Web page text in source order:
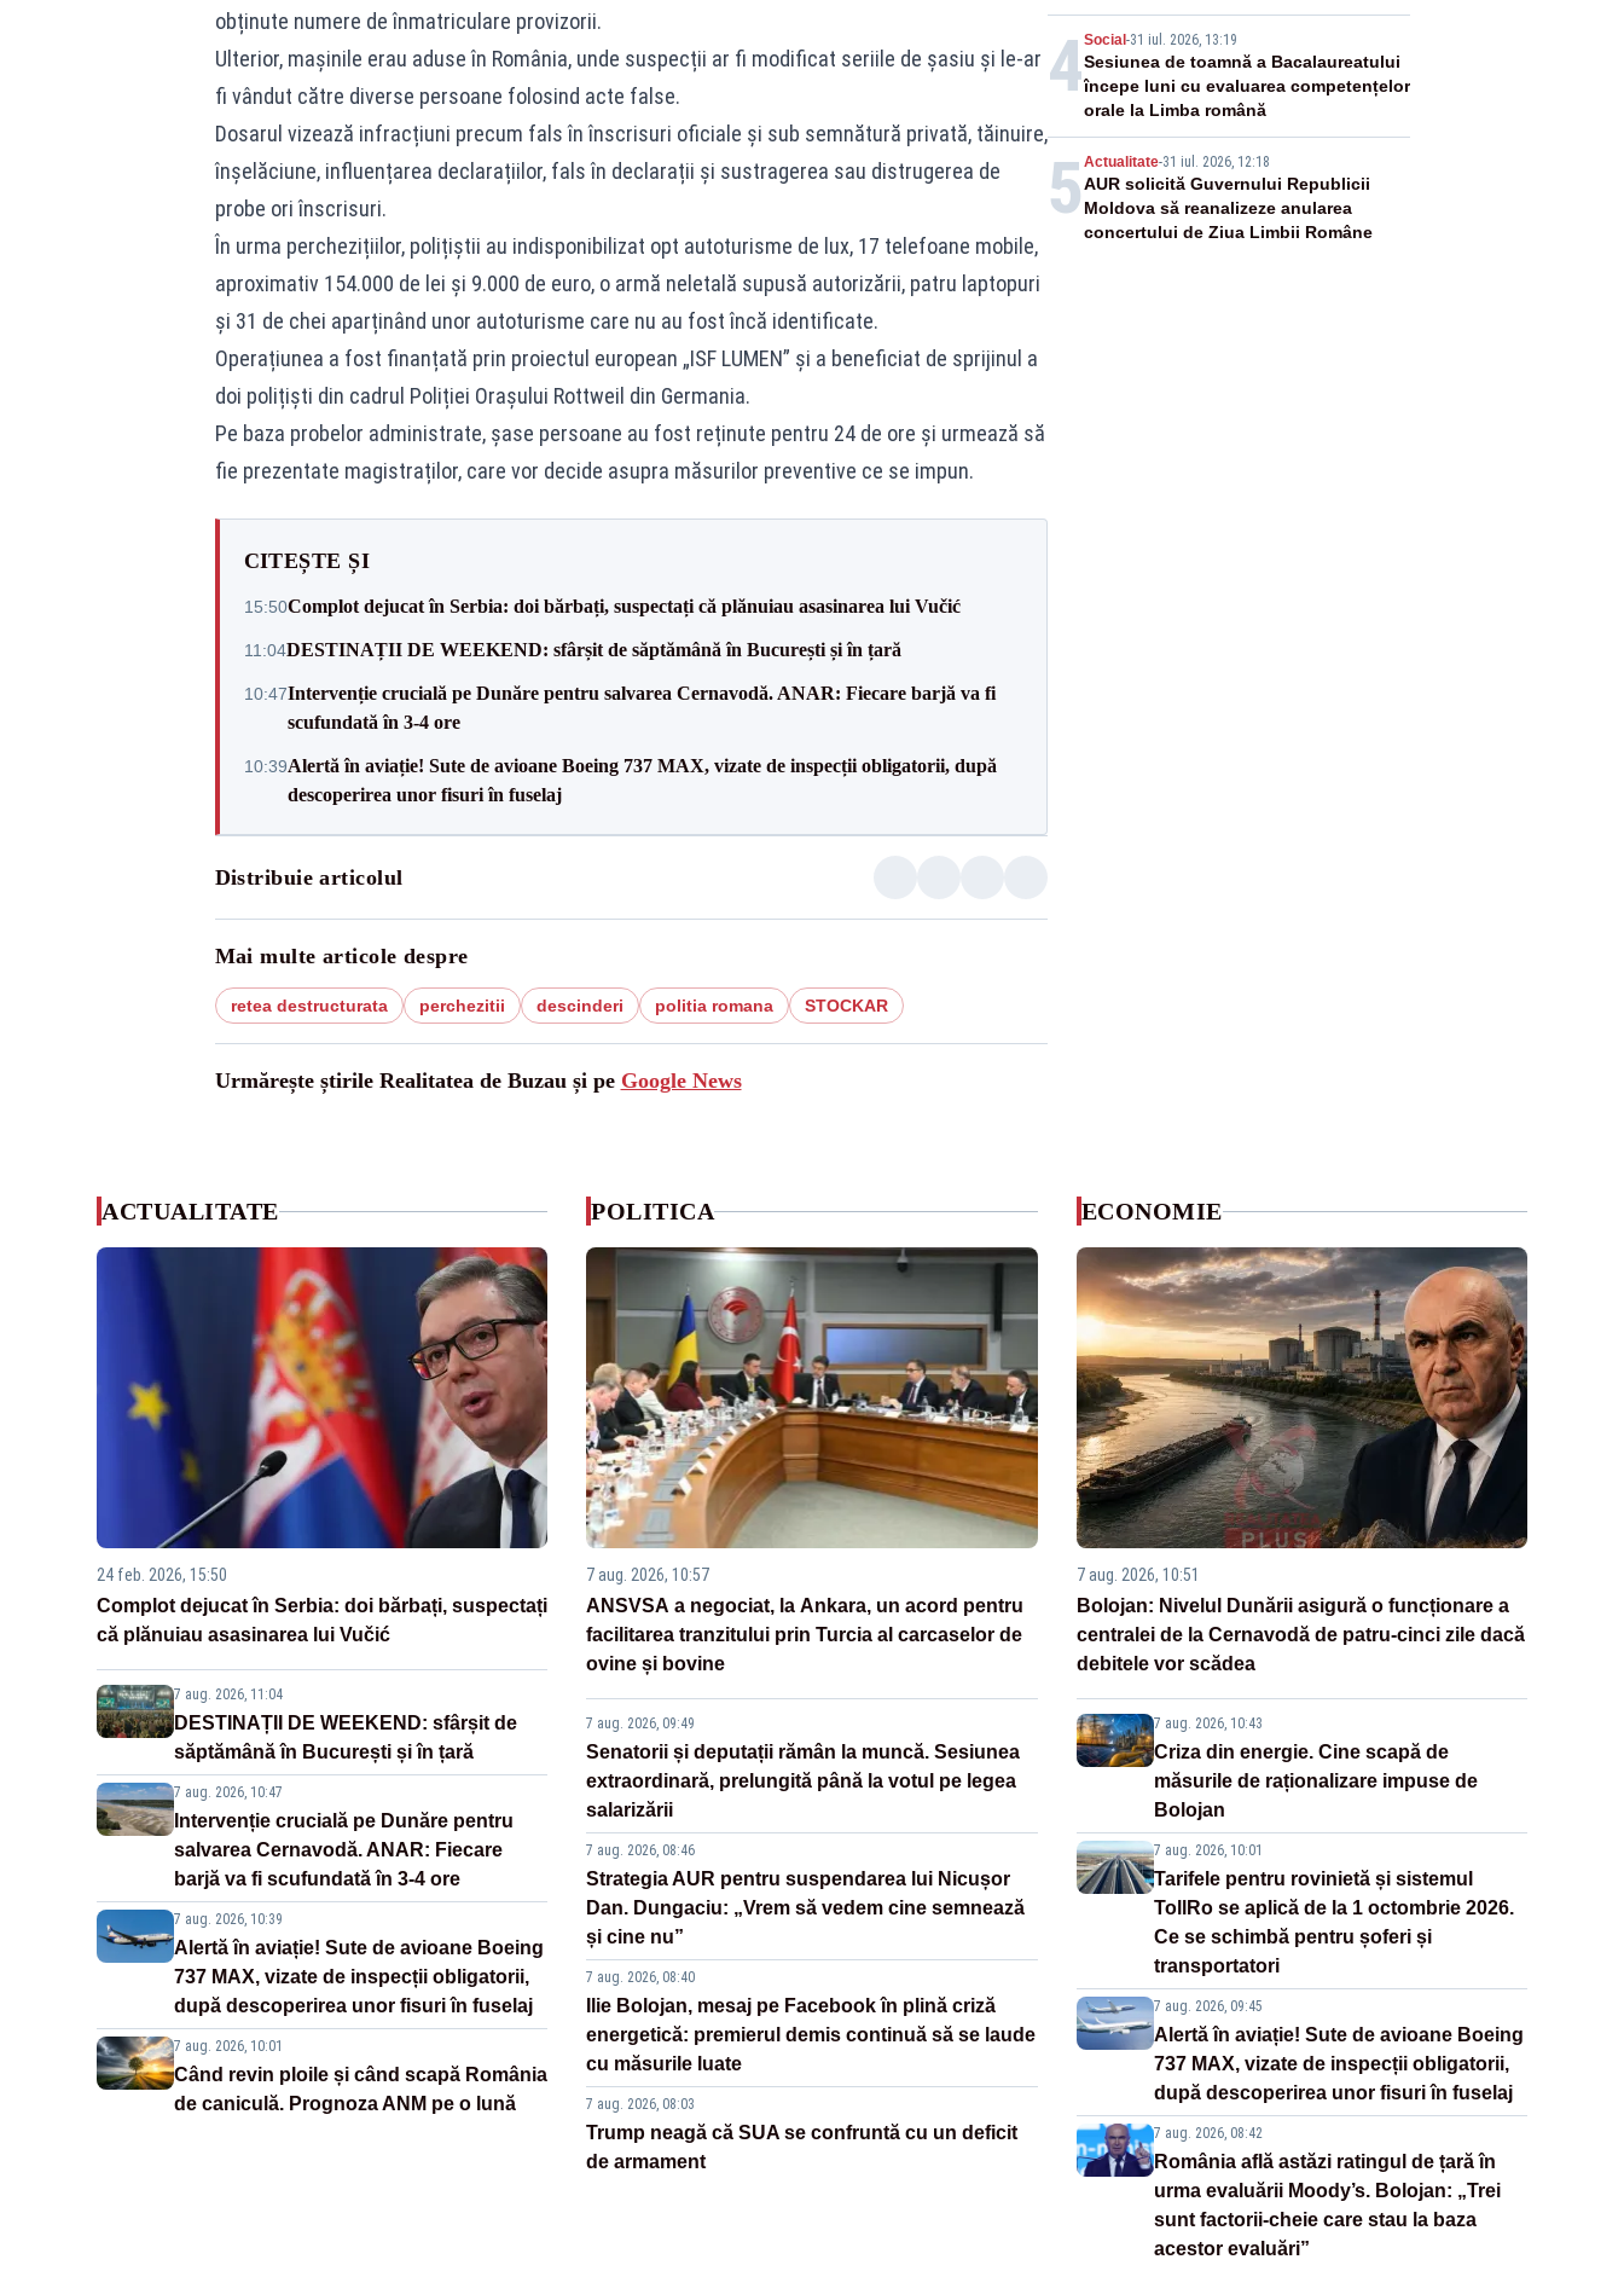
obținute numere de înmatriculare provizorii.
Ulterior, mașinile erau aduse în România, unde suspecții ar fi modificat seriile de șasiu și le-ar
fi vândut către diverse persoane folosind acte false.
Dosarul vizează infracțiuni precum fals în înscrisuri oficiale și sub semnătură privată, tăinuire,
înșelăciune, influențarea declarațiilor, fals în declarații și sustragerea sau distrugerea de
probe ori înscrisuri.
În urma perchezițiilor, polițiștii au indisponibilizat opt autoturisme de lux, 17 telefoane mobile,
aproximativ 154.000 de lei și 9.000 de euro, o armă neletală supusă autorizării, patru laptopuri
și 31 de chei aparținând unor autoturisme care nu au fost încă identificate.
Operațiunea a fost finanțată prin proiectul european „ISF LUMEN” și a beneficiat de sprijinul a
doi polițiști din cadrul Poliției Orașului Rottweil din Germania.
Pe baza probelor administrate, șase persoane au fost reținute pentru 24 de ore și urmează să
fie prezentate magistraților, care vor decide asupra măsurilor preventive ce se impun.
CITEȘTE ȘI
15:50Complot dejucat în Serbia: doi bărbați, suspectați că plănuiau asasinarea lui Vučić
11:04DESTINAȚII DE WEEKEND: sfârșit de săptămână în București și în țară
10:47Intervenție crucială pe Dunăre pentru salvarea Cernavodă. ANAR: Fiecare barjă va fi
scufundată în 3-4 ore
10:39Alertă în aviație! Sute de avioane Boeing 737 MAX, vizate de inspecții obligatorii, după
descoperirea unor fisuri în fuselaj
Distribuie articolul
Mai multe articole despre
retea destructurata perchezitii descinderi politia romana STOCKAR
Urmărește știrile Realitatea de Buzau și pe Google News
Adrian Ropotan este în spital
4Social -31 iul. 2026, 13:19
Sesiunea de toamnă a Bacalaureatului
începe luni cu evaluarea competențelor
orale la Limba română
5 Actualitate-31 iul. 2026, 12:18
AUR solicită Guvernului Republicii
Moldova să reanalizeze anularea
concertului de Ziua Limbii Române
ACTUALITATE
24 feb. 2026, 15:50
Complot dejucat în Serbia: doi bărbați, suspectați
că plănuiau asasinarea lui Vučić
7 aug. 2026, 11:04
DESTINAȚII DE WEEKEND: sfârșit de
săptămână în București și în țară
7 aug. 2026, 10:47
Intervenție crucială pe Dunăre pentru
salvarea Cernavodă. ANAR: Fiecare
barjă va fi scufundată în 3-4 ore
7 aug. 2026, 10:39
Alertă în aviație! Sute de avioane Boeing
737 MAX, vizate de inspecții obligatorii,
după descoperirea unor fisuri în fuselaj
7 aug. 2026, 10:01
Când revin ploile și când scapă România
de caniculă. Prognoza ANM pe o lună
POLITICA
7 aug. 2026, 10:57
ANSVSA a negociat, la Ankara, un acord pentru
facilitarea tranzitului prin Turcia al carcaselor de
ovine și bovine
7 aug. 2026, 09:49
Senatorii și deputații rămân la muncă. Sesiunea
extraordinară, prelungită până la votul pe legea
salarizării
7 aug. 2026, 08:46
Strategia AUR pentru suspendarea lui Nicușor
Dan. Dungaciu: „Vrem să vedem cine semnează
și cine nu”
7 aug. 2026, 08:40
Ilie Bolojan, mesaj pe Facebook în plină criză
energetică: premierul demis continuă să se laude
cu măsurile luate
7 aug. 2026, 08:03
Trump neagă că SUA se confruntă cu un deficit
de armament
ECONOMIE
7 aug. 2026, 10:51
Bolojan: Nivelul Dunării asigură o funcționare a
centralei de la Cernavodă de patru-cinci zile dacă
debitele vor scădea
7 aug. 2026, 10:43
Criza din energie. Cine scapă de
măsurile de raționalizare impuse de
Bolojan
7 aug. 2026, 10:01
Tarifele pentru rovinietă și sistemul
TollRo se aplică de la 1 octombrie 2026.
Ce se schimbă pentru șoferi și
transportatori
7 aug. 2026, 09:45
Alertă în aviație! Sute de avioane Boeing
737 MAX, vizate de inspecții obligatorii,
după descoperirea unor fisuri în fuselaj
7 aug. 2026, 08:42
România află astăzi ratingul de țară în
urma evaluării Moody’s. Bolojan: „Trei
sunt factorii-cheie care stau la baza
acestor evaluări”